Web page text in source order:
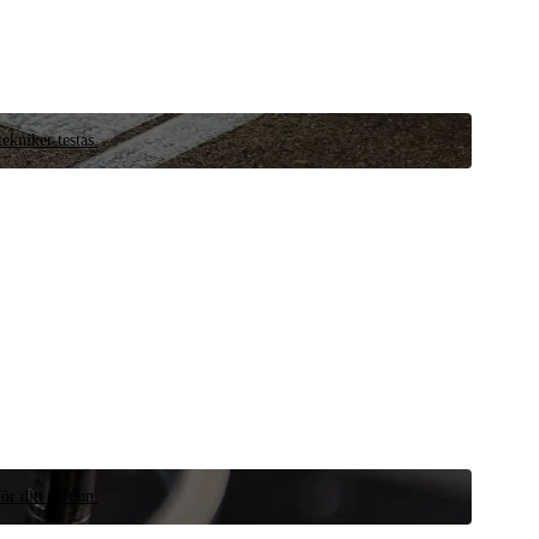
testas.
ditt fordon.